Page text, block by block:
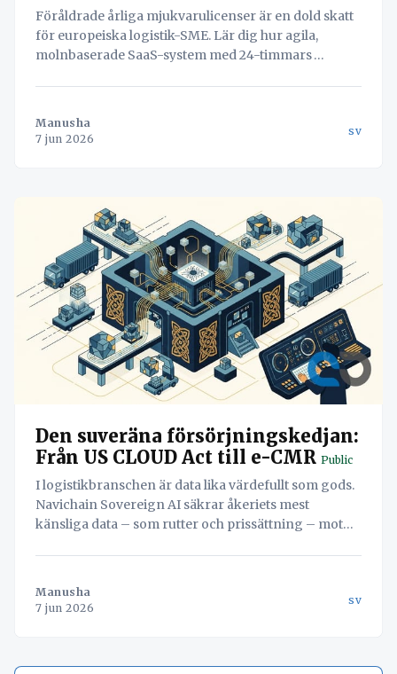
Föråldrade årliga mjukvarulicenser är en dold skatt
för europeiska logistik-SME. Lär dig hur agila,
molnbaserade SaaS-system med 24-timmars
Manusha
7 jun 2026
sv
Den suveräna försörjningskedjan:
Från US CLOUD Act till e-CMR Public
I logistikbranschen är data lika värdefullt som gods.
Navichain Sovereign AI säkrar åkeriets mest
känsliga data – som rutter och prissättning – mot
Manusha
7 jun 2026
sv